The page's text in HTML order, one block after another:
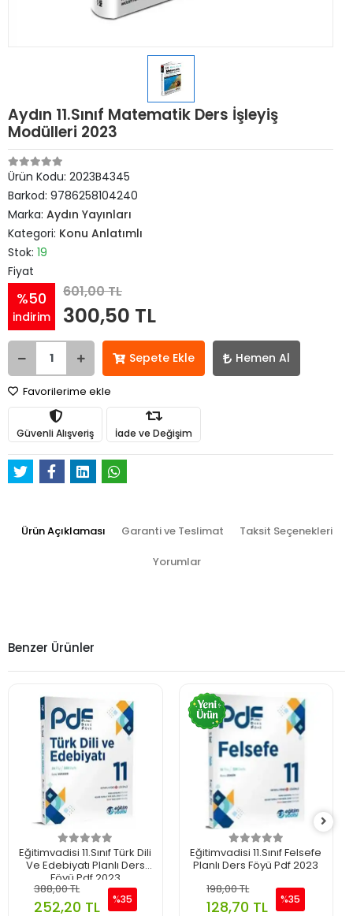
Aydın 11.Sınıf Matematik Ders İşleyiş
Modülleri 2023
Ürün Kodu: 2023B4345
Barkod: 9786258104240
Marka: Aydın Yayınları
Kategori: Konu Anlatımlı
Stok: 19
Fiyat
%50
indirim
601,00 TL
300,50 TL
Sepete Ekle Hemen Al
Favorilerime ekle
Güvenli Alışveriş İade ve Değişim
Ürün Açıklaması Garanti ve Teslimat Taksit Seçenekleri
Yorumlar
Benzer Ürünler
Eğitimvadisi 11.Sınıf Türk Dili
Ve Edebiyatı Planlı Ders
Föyü Pdf 2023
388,00 TL
252,20 TL %35
Eğitimvadisi 11.Sınıf Felsefe
Planlı Ders Föyü Pdf 2023
198,00 TL
128,70 TL %35